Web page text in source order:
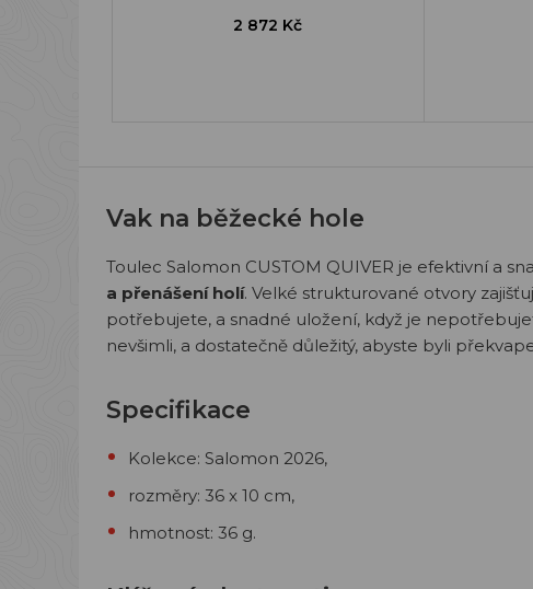
2 872 Kč
Vak na běžecké hole
Toulec Salomon CUSTOM QUIVER je efektivní a
a přenášení holí. Velké strukturované otvory
potřebujete, a snadné uložení, když je
nevšimli, a dostatečně důležitý, abyste byli
Specifikace
Kolekce: Salomon 2026,
rozměry: 36 x 10 cm,
hmotnost: 36 g.